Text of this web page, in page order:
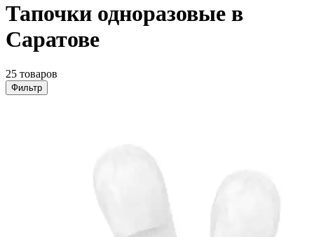
Тапочки одноразовые в
Саратове
25 товаров
Фильтр